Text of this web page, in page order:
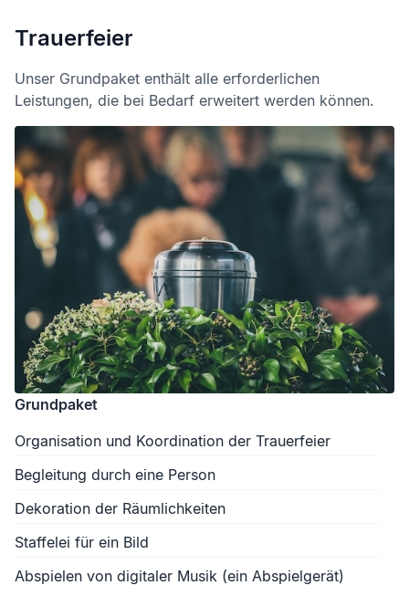
Trauerfeier
Unser Grundpaket enthält alle erforderlichen
Leistungen, die bei Bedarf erweitert werden können.
Grundpaket
Organisation und Koordination der Trauerfeier
Begleitung durch eine Person
Dekoration der Räumlichkeiten
Staffelei für ein Bild
Abspielen von digitaler Musik (ein Abspielgerät)